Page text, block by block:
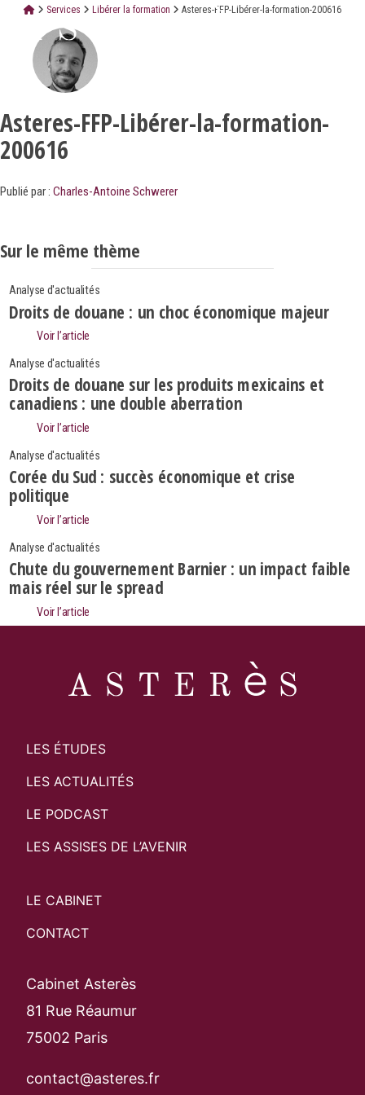
Services Libérer la formation Asteres-FFP-Libérer-la-formation-200616
Asteres-FFP-Libérer-la-formation-
200616
Publié par : Charles-Antoine Schwerer
Sur le même thème
Analyse d'actualités
Droits de douane : un choc économique majeur
Voir l’article
Analyse d'actualités
Droits de douane sur les produits mexicains et
canadiens : une double aberration
Voir l’article
Analyse d'actualités
Corée du Sud : succès économique et crise
politique
Voir l’article
Analyse d'actualités
Chute du gouvernement Barnier : un impact faible
mais réel sur le spread
Voir l’article
LES ÉTUDES
LES ACTUALITÉS
LE PODCAST
LES ASSISES DE L’AVENIR
LE CABINET
CONTACT
Cabinet Asterès
81 Rue Réaumur
75002 Paris
contact@asteres.fr